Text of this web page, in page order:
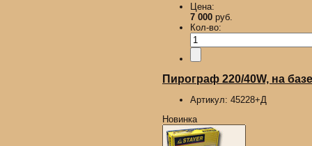
Цена:
7 000 руб.
Кол-во:
Пирограф 220/40W, на
Артикул: 45228+Д
Новинка